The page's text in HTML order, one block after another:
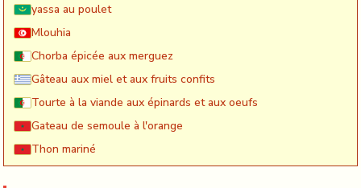
yassa au poulet
Mlouhia
Chorba épicée aux merguez
Gâteau aux miel et aux fruits confits
Tourte à la viande aux épinards et aux oeufs
Gateau de semoule à l'orange
Thon mariné